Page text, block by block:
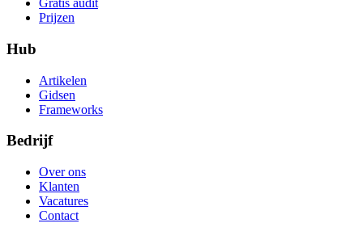
Gratis audit
Prijzen
Hub
Artikelen
Gidsen
Frameworks
Bedrijf
Over ons
Klanten
Vacatures
Contact